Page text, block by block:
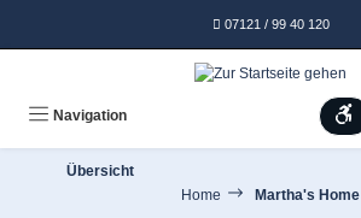
07121 / 99 40 120
Navigation
Übersicht
Home
Martha's Home